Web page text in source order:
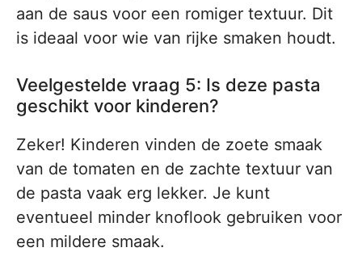
aan de saus voor een romiger textuur. Dit
is ideaal voor wie van rijke smaken houdt.
Veelgestelde vraag 5: Is deze pasta
geschikt voor kinderen?
Zeker! Kinderen vinden de zoete smaak
van de tomaten en de zachte textuur van
de pasta vaak erg lekker. Je kunt
eventueel minder knoflook gebruiken voor
een mildere smaak.